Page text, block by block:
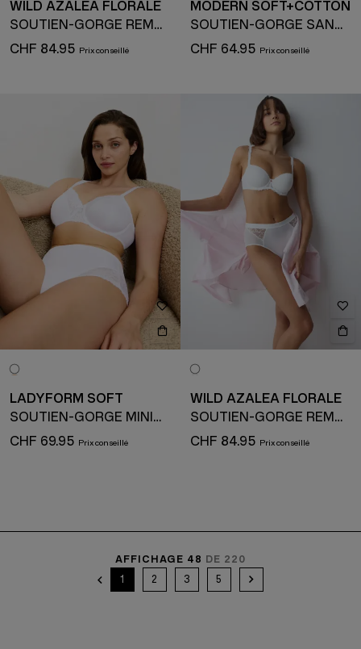
WILD AZALEA FLORALE
SOUTIEN-GORGE REMBOURRÉ AVEC ARMATURE
CHF 84.95
MODERN SOFT+COTTON
SOUTIEN-GORGE SANS ARMATURE
CHF 64.95
LADYFORM SOFT
SOUTIEN-GORGE MINIMISEUR
CHF 69.95
WILD AZALEA FLORALE
SOUTIEN-GORGE REMBOURRÉ AVEC ARMATURE
CHF 84.95
AFFICHAGE 48
DE 220
1
2 3 5